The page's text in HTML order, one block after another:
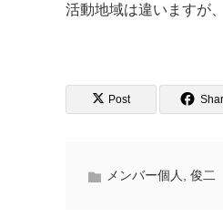
活動地域は違いますが
Post
メンバー個人 俊二